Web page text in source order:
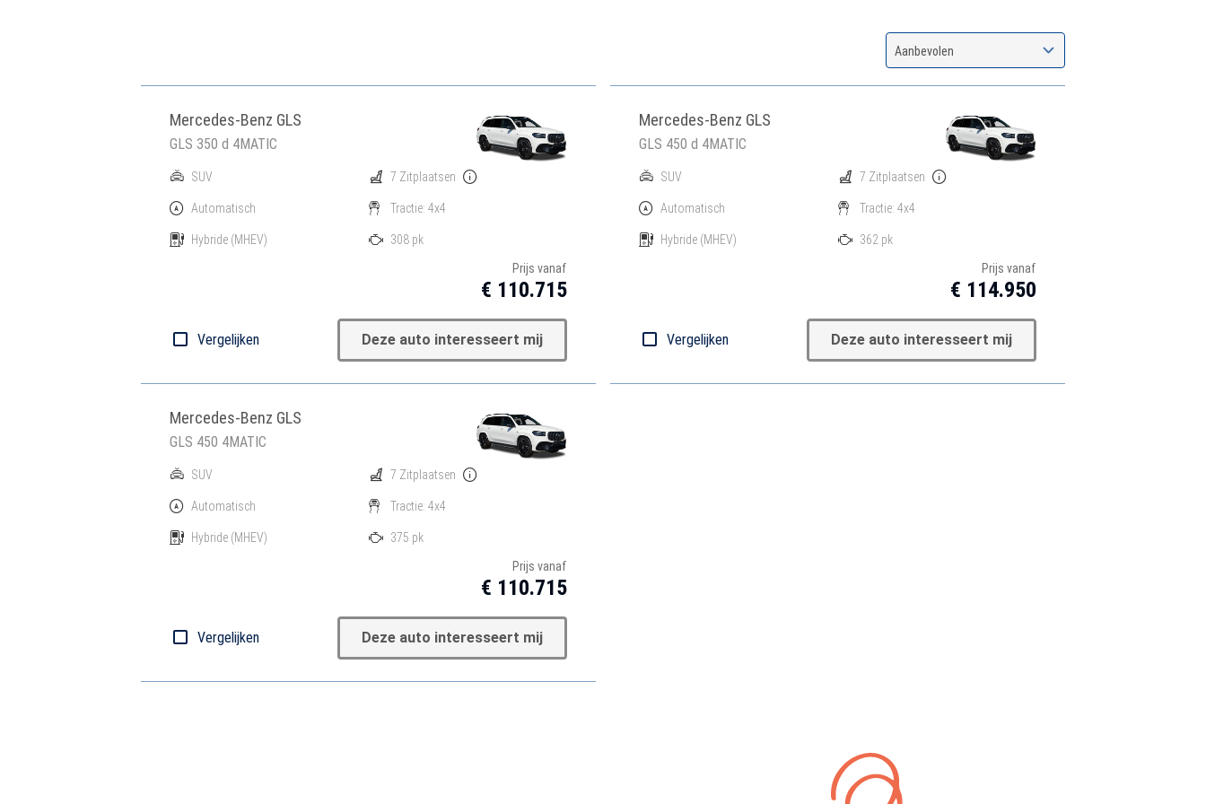
Aanbevolen
Mercedes-Benz GLS
GLS 350 d 4MATIC
SUV
Automatisch
Hybride (MHEV)
7 Zitplaatsen
Tractie: 4x4
308 pk
Prijs vanaf
€ 110.715
Vergelijken Deze auto interesseert mij
Mercedes-Benz GLS
GLS 450 d 4MATIC
SUV
Automatisch
Hybride (MHEV)
7 Zitplaatsen
Tractie: 4x4
362 pk
Prijs vanaf
€ 114.950
Vergelijken Deze auto interesseert mij
Mercedes-Benz GLS
GLS 450 4MATIC
SUV
Automatisch
Hybride (MHEV)
7 Zitplaatsen
Tractie: 4x4
375 pk
Prijs vanaf
€ 110.715
Vergelijken Deze auto interesseert mij